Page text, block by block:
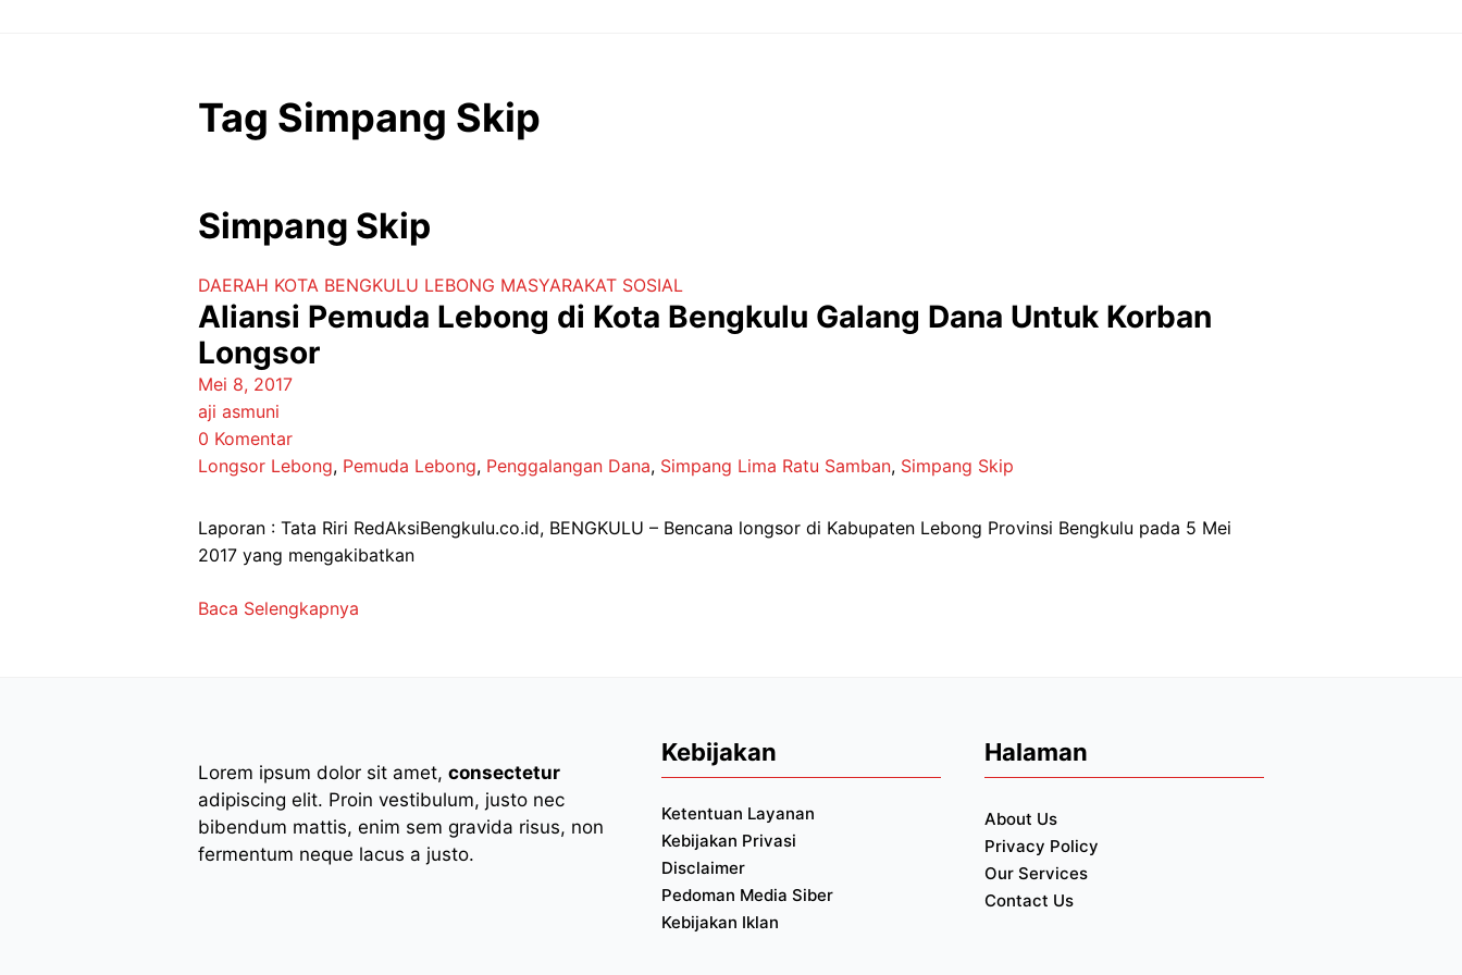
Tag Simpang Skip
Simpang Skip
DAERAH KOTA BENGKULU LEBONG MASYARAKAT SOSIAL
Aliansi Pemuda Lebong di Kota Bengkulu Galang Dana Untuk Korban
Longsor
Mei 8, 2017
aji asmuni
0 Komentar
Longsor Lebong, Pemuda Lebong, Penggalangan Dana, Simpang Lima Ratu Samban, Simpang Skip
Laporan : Tata Riri RedAksiBengkulu.co.id, BENGKULU – Bencana longsor di Kabupaten Lebong Provinsi Bengkulu pada 5 Mei
2017 yang mengakibatkan
Baca Selengkapnya
Lorem ipsum dolor sit amet, consectetur
adipiscing elit. Proin vestibulum, justo nec
bibendum mattis, enim sem gravida risus, non
fermentum neque lacus a justo.
Kebijakan
Ketentuan Layanan
Kebijakan Privasi
Disclaimer
Pedoman Media Siber
Kebijakan Iklan
Halaman
About Us
Privacy Policy
Our Services
Contact Us